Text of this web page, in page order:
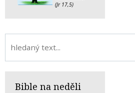
(Jr 17,5)
Bible na neděli